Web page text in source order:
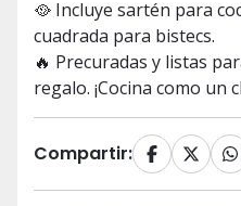
🥘 Incluye sartén para
cuadrada para bistecs.
🔥 Precuradas y listas
regalo. ¡Cocina como un
Compartir: